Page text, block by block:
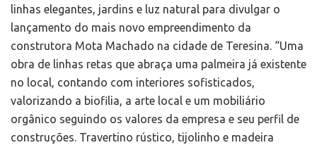
linhas elegantes, jardins e luz natural para divulgar o
lançamento do mais novo empreendimento da
construtora Mota Machado na cidade de Teresina. “Uma
obra de linhas retas que abraça uma palmeira já existente
no local, contando com interiores sofisticados,
valorizando a biofilia, a arte local e um mobiliário
orgânico seguindo os valores da empresa e seu perfil de
construções. Travertino rústico, tijolinho e madeira